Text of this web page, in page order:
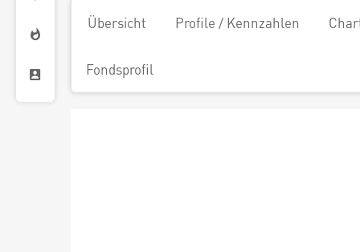
Übersicht Profile / Kennzahlen
Fondsprofil